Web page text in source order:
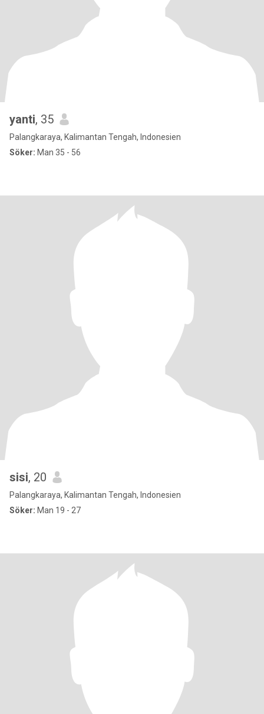
yanti, 35
Palangkaraya, Kalimantan Tengah, Indonesien
Söker: Man 35 - 56
sisi, 20
Palangkaraya, Kalimantan Tengah, Indonesien
Söker: Man 19 - 27